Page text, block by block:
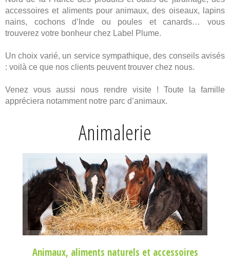
accessoires et aliments pour animaux, des oiseaux, lapins
nains, cochons d’Inde ou poules et canards… vous
trouverez votre bonheur chez Label Plume.
Un choix varié, un service sympathique, des conseils avisés
: voilà ce que nos clients peuvent trouver chez nous.
Venez vous aussi nous rendre visite ! Toute la famille
appréciera notamment notre parc d’animaux.
Animalerie
Animaux, aliments naturels et accessoires